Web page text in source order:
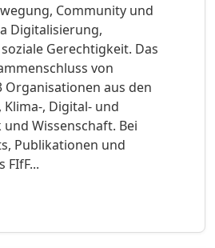
Community und
Digitalisierung,
Gerechtigkeit. Das
von
Organisationen aus den
, Digital- und
Wissenschaft. Bei
Publikationen und
FIfF...